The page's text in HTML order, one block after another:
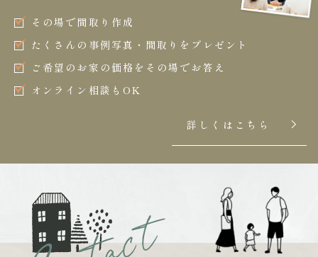
その場で間取り作成
たくさんの事例写真・間取りをプレゼント
ご希望のお家の価格をその場でお答え
オンライン相談もOK
詳しくはこちら